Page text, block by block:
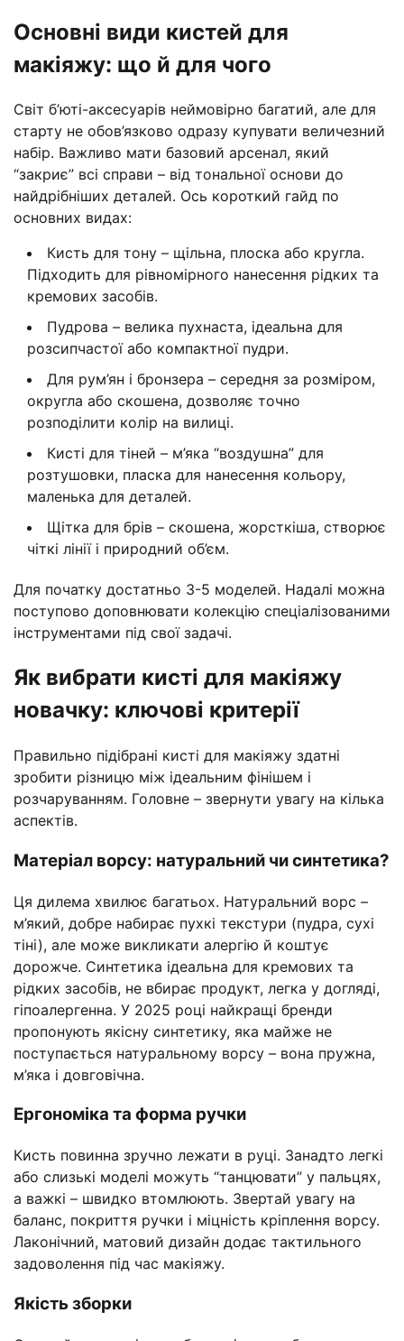
Основні види кистей для
макіяжу: що й для чого
Світ б’юті-аксесуарів неймовірно багатий, але для
старту не обов’язково одразу купувати величезний
набір. Важливо мати базовий арсенал, який
“закриє” всі справи – від тональної основи до
найдрібніших деталей. Ось короткий гайд по
основних видах:
Кисть для тону – щільна, плоска або кругла.
Підходить для рівномірного нанесення рідких та
кремових засобів.
Пудрова – велика пухнаста, ідеальна для
розсипчастої або компактної пудри.
Для рум’ян і бронзера – середня за розміром,
округла або скошена, дозволяє точно
розподілити колір на вилиці.
Кисті для тіней – м’яка “воздушна” для
розтушовки, пласка для нанесення кольору,
маленька для деталей.
Щітка для брів – скошена, жорсткіша, створює
чіткі лінії і природний об’єм.
Для початку достатньо 3-5 моделей. Надалі можна
поступово доповнювати колекцію спеціалізованими
інструментами під свої задачі.
Як вибрати кисті для макіяжу
новачку: ключові критерії
Правильно підібрані кисті для макіяжу здатні
зробити різницю між ідеальним фінішем і
розчаруванням. Головне – звернути увагу на кілька
аспектів.
Матеріал ворсу: натуральний чи синтетика?
Ця дилема хвилює багатьох. Натуральний ворс –
м’який, добре набирає пухкі текстури (пудра, сухі
тіні), але може викликати алергію й коштує
дорожче. Синтетика ідеальна для кремових та
рідких засобів, не вбирає продукт, легка у догляді,
гіпоалергенна. У 2025 році найкращі бренди
пропонують якісну синтетику, яка майже не
поступається натуральному ворсу – вона пружна,
м’яка і довговічна.
Ергономіка та форма ручки
Кисть повинна зручно лежати в руці. Занадто легкі
або слизькі моделі можуть “танцювати” у пальцях,
а важкі – швидко втомлюють. Звертай увагу на
баланс, покриття ручки і міцність кріплення ворсу.
Лаконічний, матовий дизайн додає тактильного
задоволення під час макіяжу.
Якість зборки